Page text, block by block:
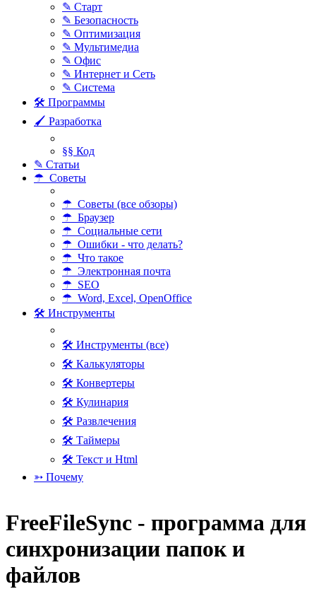
✎ Старт
✎ Безопасность
✎ Оптимизация
✎ Мультимедиа
✎ Офис
✎ Интернет и Сеть
✎ Система
🛠 Программы
🖌 Разработка
§§ Код
✎ Статьи
☂ Советы
☂ Советы (все обзоры)
☂ Браузер
☂ Социальные сети
☂ Ошибки - что делать?
☂ Что такое
☂ Электронная почта
☂ SEO
☂ Word, Excel, OpenOffice
🛠 Инструменты
🛠 Инструменты (все)
🛠 Калькуляторы
🛠 Конвертеры
🛠 Кулинария
🛠 Развлечения
🛠 Таймеры
🛠 Текст и Html
➳ Почему
FreeFileSync - программа для
синхронизации папок и
файлов